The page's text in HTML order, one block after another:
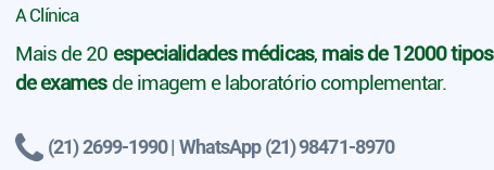
A Clínica
Mais de 20 especialidades médicas, mais de 12000 tipos
de examesde imagem e laboratório complementar.
(21) 2699-1990 | WhatsApp (21) 98471-8970